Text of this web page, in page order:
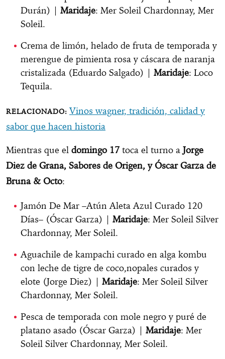
Durán) | Maridaje: Mer Soleil Chardonnay, Mer
Soleil.
Crema de limón, helado de fruta de temporada y
merengue de pimienta rosa y cáscara de naranja
cristalizada (Eduardo Salgado) | Maridaje: Loco
Tequila.
Vinos wagner, tradición, calidad y
sabor que hacen historia
Mientras que el domingo 17 toca el turno a Jorge
Diez de Grana, Sabores de Origen, y Óscar Garza de
Bruna & Octo:
Jamón De Mar –Atún Aleta Azul Curado 120
Días– (Óscar Garza) | Maridaje: Mer Soleil Silver
Chardonnay, Mer Soleil.
Aguachile de kampachi curado en alga kombu
con leche de tigre de coco,nopales curados y
elote (Jorge Diez) | Maridaje: Mer Soleil Silver
Chardonnay, Mer Soleil.
Pesca de temporada con mole negro y puré de
platano asado (Óscar Garza) | Maridaje: Mer
Soleil Silver Chardonnay, Mer Soleil.